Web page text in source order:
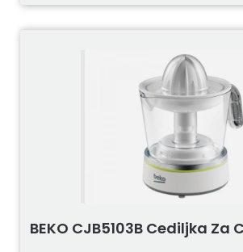
BEKO CJB5103B Cediljka Za